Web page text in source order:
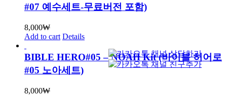
#07 예수세트-무료버전 포함)
8,000₩
Add to cart Details
BIBLE HERO#05 – NOAH Kit (바이블 히어로
#05 노아세트)
8,000₩